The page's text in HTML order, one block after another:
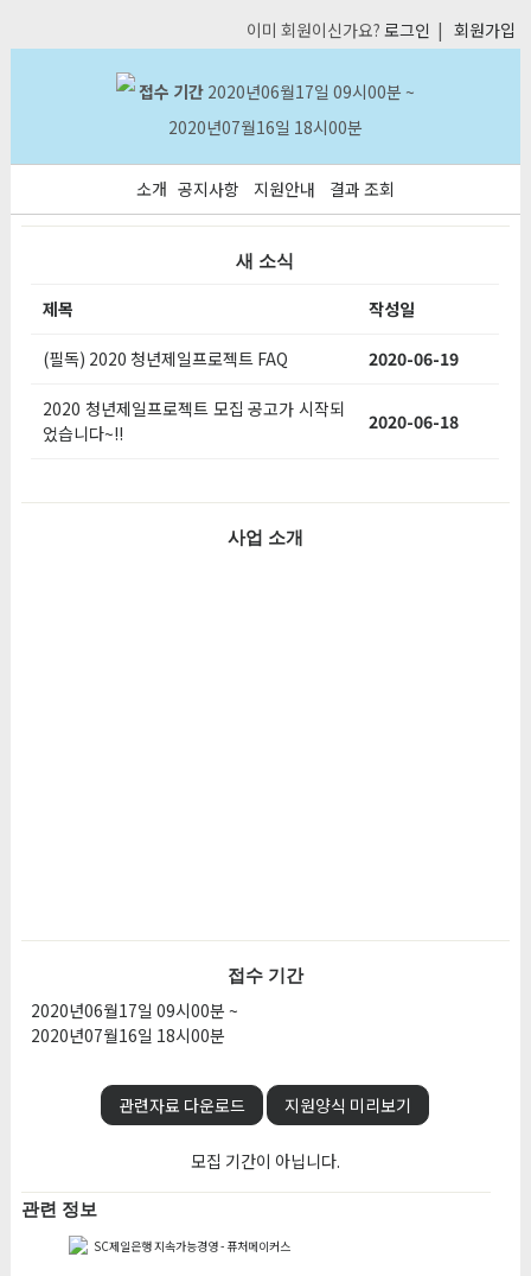
이미 회원이신가요? 로그인 | 회원가입
접수 기간 2020년06월17일 09시00분 ~
2020년07월16일 18시00분
소개 공지사항 지원안내 결과 조회
새 소식
제목 작성일
(필독) 2020 청년제일프로젝트 FAQ 2020-06-19
2020 청년제일프로젝트 모집 공고가 시작되
었습니다~!!
2020-06-18
사업 소개
접수 기간
2020년06월17일 09시00분 ~
2020년07월16일 18시00분
관련자료 다운로드 지원양식 미리보기
모집 기간이 아닙니다.
관련 정보
SC제일은행 지속가능경영 - 퓨처메이커스